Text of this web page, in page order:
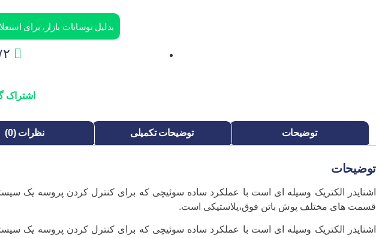
بدلیل نوسانات بازار، برای
اشتراک
توضیحات توضیحات تکمیلی نظرات (0)
توضیحات
اشنایدر الکتریک وسیله ای است با عملکرد ساده سوئیچی که برای کنترل کردن پروسه یک
قسمت های مختلف پوش باتن فوق،پلاستیکی است.
اشنایدر الکتریک وسیله ای است با عملکرد ساده سوئیچی که برای کنترل کردن پروسه یک